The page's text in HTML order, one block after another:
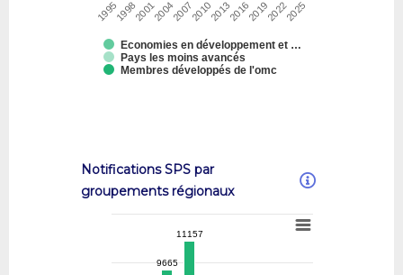
Economies en développement et …
Pays les moins avancés
Membres développés de l'omc
19951998200120042007201020132016201920222025
Notifications SPS par
groupements régionaux
9665
9665
11157
11157